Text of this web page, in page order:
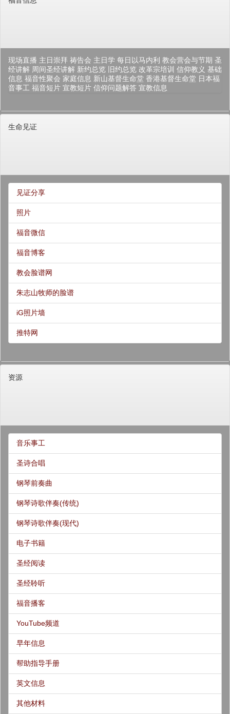
现场直播 主日崇拜 祷告会 主日学 每日以马内利 教会营会与节期 圣
经讲解 周间圣经讲解 新约总览 旧约总览 改革宗培训 信仰教义 基础
信息 福音性聚会 家庭信息 新山基督生命堂 香港基督生命堂 日本福
音事工 福音短片 宣教短片 信仰问题解答 宣教信息
生命见证
见证分享
照片
福音微信
福音博客
教会脸谱网
朱志山牧师的脸谱
iG照片墙
推特网
资源
音乐事工
圣诗合唱
钢琴前奏曲
钢琴诗歌伴奏(传统)
钢琴诗歌伴奏(现代)
电子书籍
圣经阅读
圣经聆听
福音播客
YouTube频道
早年信息
帮助指导手册
英文信息
其他材料